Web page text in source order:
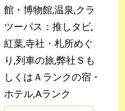
館・博物館,温泉,クラ
ツーパス：推しタビ,
紅葉,寺社・札所めぐ
り,列車の旅,弊社Ｓも
しくはＡランクの宿・
ホテル,Aランク